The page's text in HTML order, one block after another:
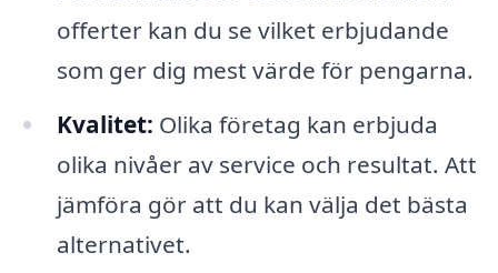
offerter kan du se vilket erbjudande
som ger dig mest värde för pengarna.
Kvalitet: Olika företag kan erbjuda
olika nivåer av service och resultat. Att
jämföra gör att du kan välja det bästa
alternativet.